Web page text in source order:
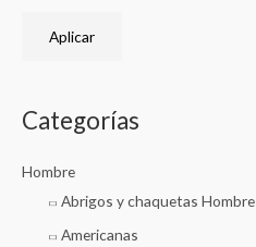
Aplicar
Categorías
Hombre
Abrigos y chaquetas Hombre
Americanas